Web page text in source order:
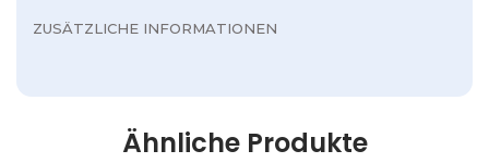
ZUSÄTZLICHE INFORMATIONEN
Ähnliche Produkte